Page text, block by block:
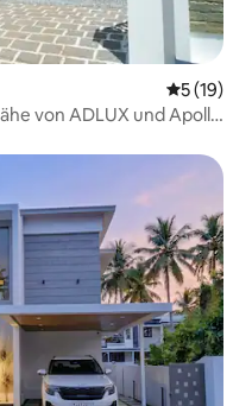
5 (19)
von ADLUX und Apollo